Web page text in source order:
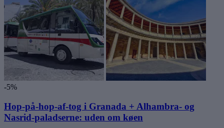
-5%
Hop-på-hop-af-tog i Granada + Alhambra- og
Nasrid-paladserne: uden om køen